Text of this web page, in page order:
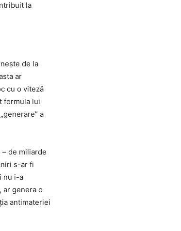
la
de la
ar
cu o viteză
formula lui
a
de miliarde
s-ar fi
nu i-a
ar genera o
antimateriei